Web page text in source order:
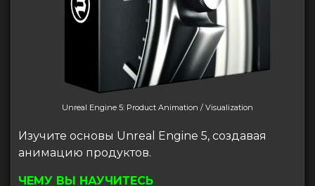
Unreal Engine 5: Product Animation / Visualization
Изучите основы Unreal Engine 5, создавая
анимацию продуктов.
ЧЕМУ ВЫ НАУЧИТЕСЬ